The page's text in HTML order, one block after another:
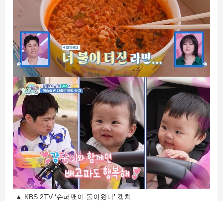
▲ KBS 2TV ‘슈퍼맨이 돌아왔다’ 캡처